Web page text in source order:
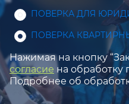
ПОВЕРКА ДЛЯ
ПОВЕРКА
Нажимая на кнопку
согласие на обработку
Подробнее об